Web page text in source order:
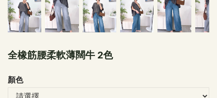
全橡筋腰柔軟薄闊牛 2色
顏色